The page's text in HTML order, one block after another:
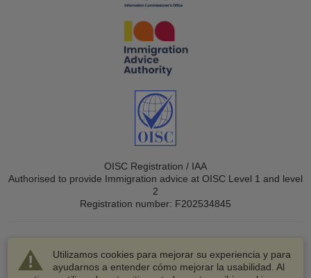
Utilizamos cookies para mejorar su experiencia y para
ayudarnos a entender cómo mejorar la usabilidad. Al
OISC Registration / IAA
Authorised to provide Immigration advice at OISC Level 1 and level
2
Registration number: F202534845